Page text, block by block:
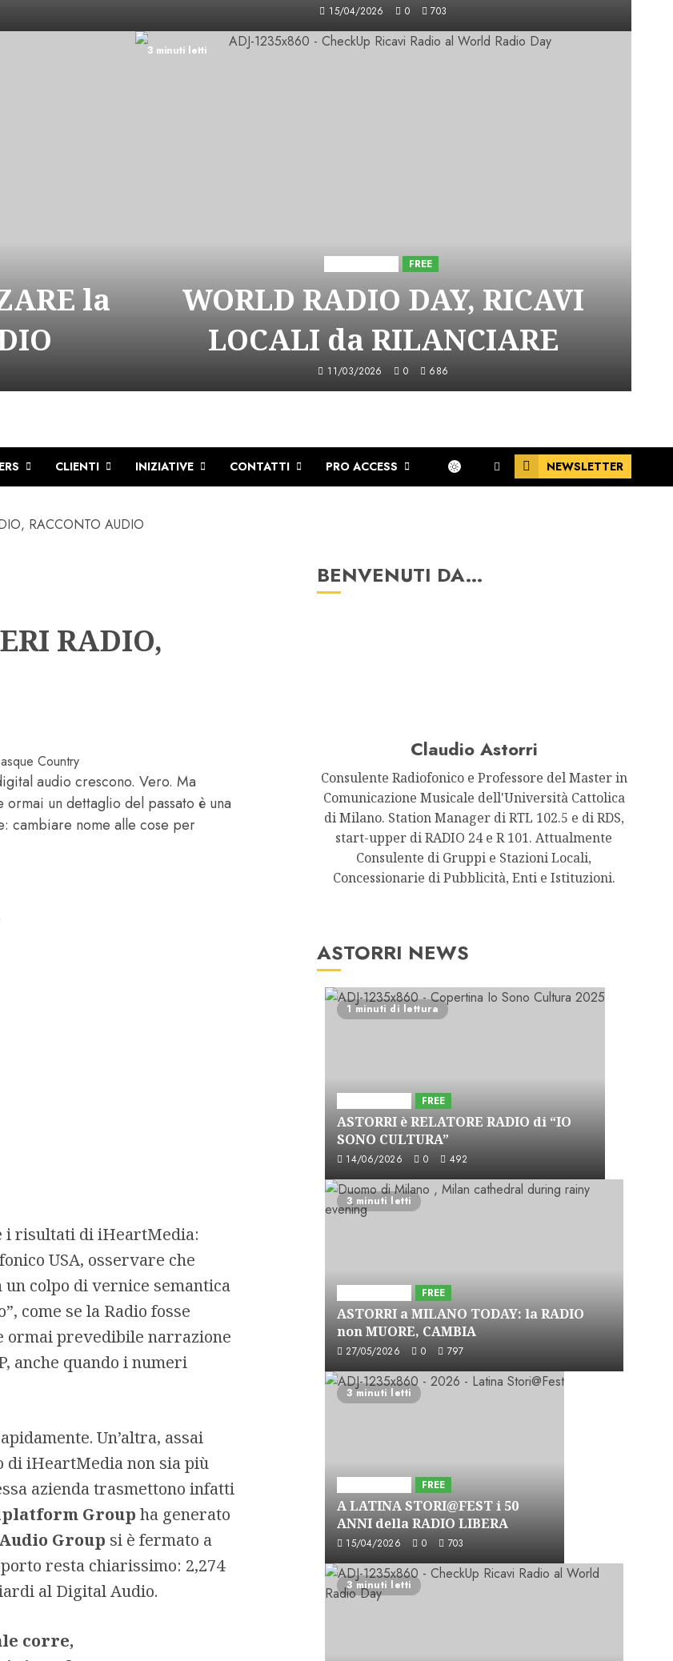
la
15/04/2026 0 703
3 minuti letti
FREE
WORLD RADIO DAY, RICAVI
LOCALI da RILANCIARE
11/03/2026 0 686
CLIENTI INIZIATIVE CONTATTI PRO ACCESS NEWSLETTER
RACCONTO AUDIO
RADIO,
audio crescono. Vero. Ma
un dettaglio del passato è una
cambiare nome alle cose per
i risultati di iHeartMedia:
USA, osservare che
un colpo di vernice semantica
come se la Radio fosse
ormai prevedibile narrazione
anche quando i numeri
Un’altra, assai
di iHeartMedia non sia più
azienda trasmettono infatti
Group ha generato
Group si è fermato a
resta chiarissimo: 2,274
al Digital Audio.
corre,
BENVENUTI DA…
Claudio Astorri
Consulente Radiofonico e Professore del Master in
Comunicazione Musicale dell'Università Cattolica
di Milano. Station Manager di RTL 102.5 e di RDS,
start-upper di RADIO 24 e R 101. Attualmente
Consulente di Gruppi e Stazioni Locali,
Concessionarie di Pubblicità, Enti e Istituzioni.
ASTORRI NEWS
1 minuti di lettura
FREE
ASTORRI è RELATORE RADIO di “IO
SONO CULTURA”
14/06/2026 0 492
3 minuti letti
FREE
ASTORRI a MILANO TODAY: la RADIO
non MUORE, CAMBIA
27/05/2026 0 797
3 minuti letti
FREE
A LATINA STORI@FEST i 50
ANNI della RADIO LIBERA
15/04/2026 0 703
3 minuti letti